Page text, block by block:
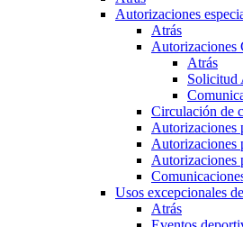
Autorizaciones
Atrás
Autorizaciones
Atrás
Solicitud
Circulación de
Autorizaciones
Autorizaciones
Autorizaciones
Usos excepcionales
Atrás